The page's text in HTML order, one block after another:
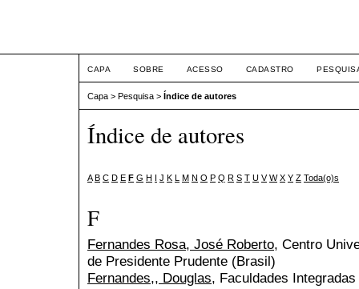
CAPA SOBRE ACESSO CADASTRO
Capa > Pesquisa > Índice de autores
Índice de autores
A B C D E F G H I J K L M N O P Q R S T U V W X Y Z Toda(o)s
F
Fernandes Rosa, José Roberto, Centro
de Presidente Prudente (Brasil)
Fernandes,, Douglas, Faculdades